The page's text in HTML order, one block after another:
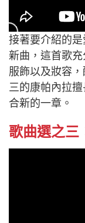
接著要介紹的
新曲，這首歌
服飾以及妝容
三的康帕內拉
合新的一章。
歌曲選之三